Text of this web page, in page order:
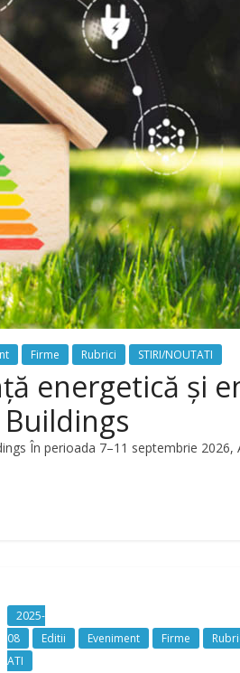
Firme Rubrici STIRI/NOUTATI
energetică și
În perioada 7–11 septembrie 2026,
2025-
08
Editii Eveniment Firme
ATI